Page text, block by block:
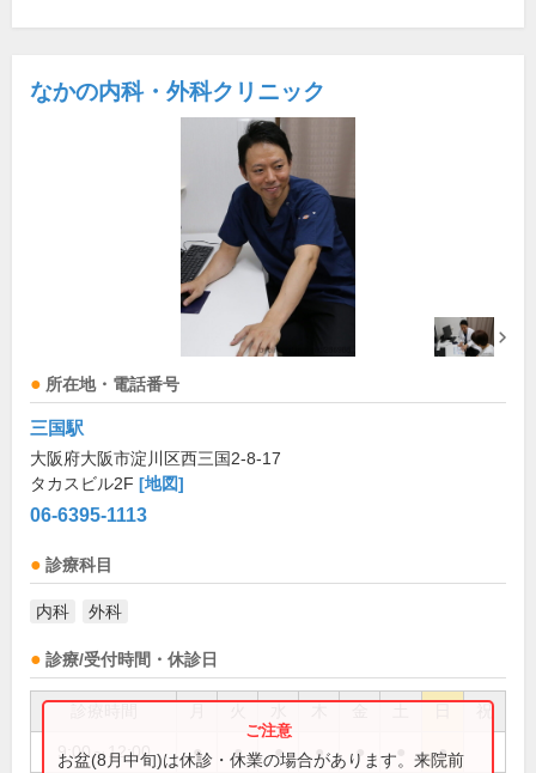
なかの内科・外科クリニック
所在地・電話番号
三国駅
大阪府大阪市淀川区西三国2-8-17
タカスビル2F [地図]
06-6395-1113
診療科目
内科 外科
診療/受付時間・休診日
祝
9:00～12:00 ● ● ● ● ● ●
お盆(8月中旬)は休診・休業の場合があります。来院前